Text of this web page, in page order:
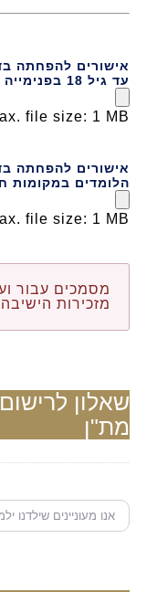
אישורים להפחתה
עד גיל 18 בפנימייה
file size: 1 MB.
אישורים להפחתה
הלומדים במקומות
file size: 1 MB.
מסמכים עבור
מזכירות הישיבה
שאלון
מת"ן
אנו
מעונייים